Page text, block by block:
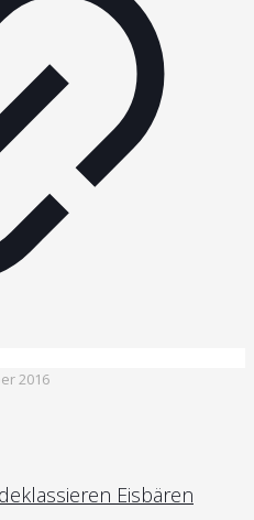
2016
Eisbären